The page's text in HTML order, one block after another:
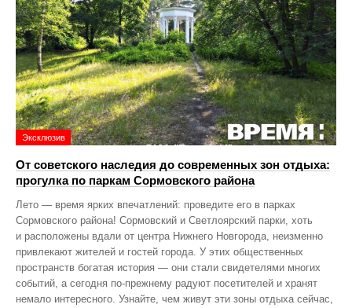
Эксклюзив
От советского наследия до современных зон отдыха:
прогулка по паркам Сормовского района
Лето — время ярких впечатлений: проведите его в парках
Сормовского района! Сормовский и Светлоярский парки, хоть
и расположены вдали от центра Нижнего Новгорода, неизменно
привлекают жителей и гостей города. У этих общественных
пространств богатая история — они стали свидетелями многих
событий, а сегодня по‑прежнему радуют посетителей и хранят
немало интересного. Узнайте, чем живут эти зоны отдыха сейчас,